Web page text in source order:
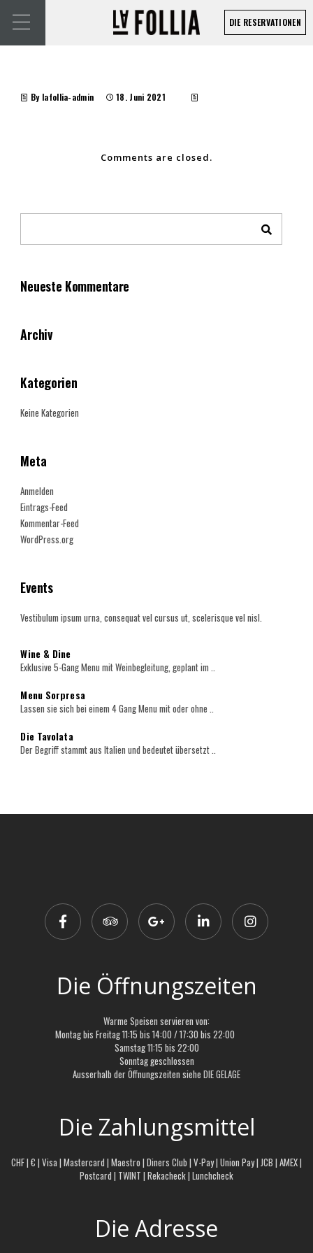
DIE RESERVATIONEN
By lafollia-admin 18. Juni 2021
Comments are closed.
Neueste Kommentare
Archiv
Kategorien
Keine Kategorien
Meta
Anmelden
Eintrags-Feed
Kommentar-Feed
WordPress.org
Events
Vestibulum ipsum urna, consequat vel cursus ut, scelerisque vel nisl.
Wine & Dine
Exklusive 5-Gang Menu mit Weinbegleitung, geplant im ..
Menu Sorpresa
Lassen sie sich bei einem 4 Gang Menu mit oder ohne ..
Die Tavolata
Der Begriff stammt aus Italien und bedeutet übersetzt ..
Die Öffnungszeiten
Warme Speisen servieren von:
Montag bis Freitag 11:15 bis 14:00 / 17:30 bis 22:00
Samstag 11:15 bis 22:00
Sonntag geschlossen
Ausserhalb der Öffnungszeiten siehe DIE GELAGE
Die Zahlungsmittel
CHF | € | Visa | Mastercard | Maestro | Diners Club | V-Pay | Union Pay | JCB | AMEX |
Postcard | TWINT | Rekacheck | Lunchcheck
Die Adresse